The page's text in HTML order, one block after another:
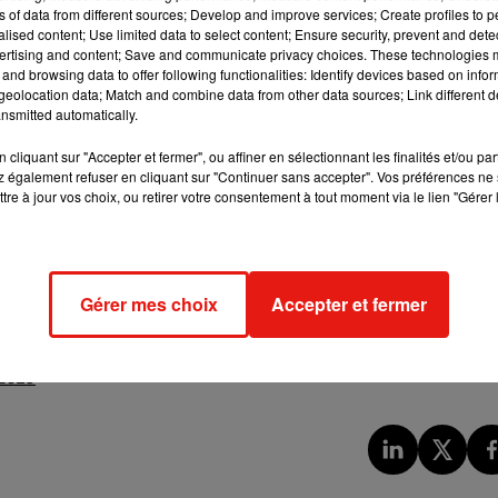
faire le ménage à votre place, tout en s'amusant ! Qui
deGame of Thrones, et se baser surtout sur la maison
dernière survivante.
animaux domestiques... on ne risque pas de s'ennuyer ! Et
qui nous manque tant, donc on dit oui !
continues this Saturday in New York:
of data from different sources; Develop and improve services; Create profiles to
content; Use limited data to select content; Ensure security, prevent and
and content; Save and communicate privacy choices. These technologies
browsing data to offer following functionalities: Identify devices based on
data; Match and combine data from other data sources; Link different
automatically.
cliquant sur "Accepter et fermer", ou affiner en sélectionnant les finalités et/ou
également refuser en cliquant sur "Continuer sans accepter". Vos préférences
à jour vos choix, ou retirer votre consentement à tout moment via le lien
Gérer mes choix Accepter et fermer